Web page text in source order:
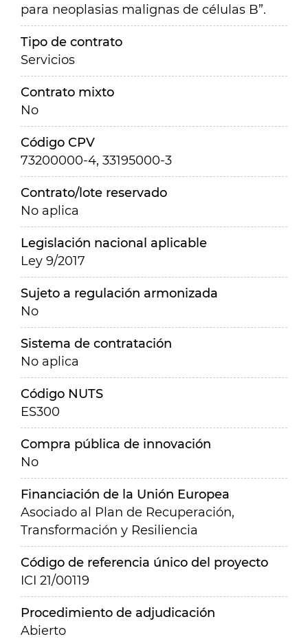
para neoplasias malignas de células B”.
Tipo de contrato
Servicios
Contrato mixto
No
Código CPV
73200000-4, 33195000-3
Contrato/lote reservado
No aplica
Legislación nacional aplicable
Ley 9/2017
Sujeto a regulación armonizada
No
Sistema de contratación
No aplica
Código NUTS
ES300
Compra pública de innovación
No
Financiación de la Unión Europea
Asociado al Plan de Recuperación,
Transformación y Resiliencia
Código de referencia único del proyecto
ICI 21/00119
Procedimiento de adjudicación
Abierto